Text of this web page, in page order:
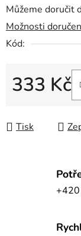
Můžeme doručit
Možnosti
Kód:
333 Kč
Tisk